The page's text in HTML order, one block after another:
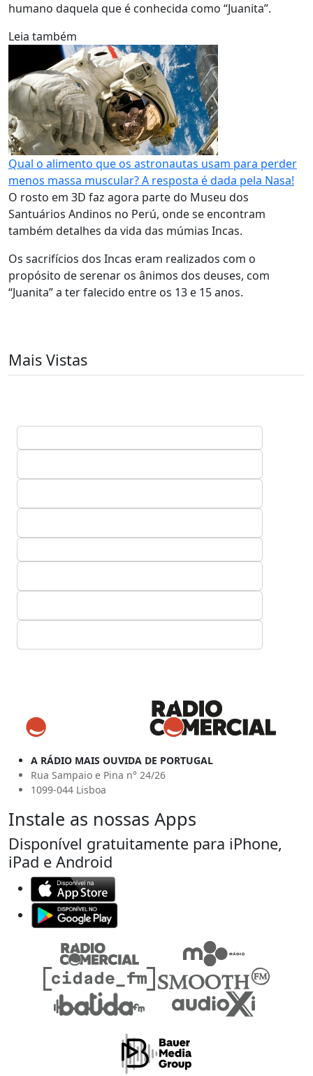
humano daquela que é conhecida como “Juanita”.
Leia também
Qual o alimento que os astronautas usam para perder
menos massa muscular? A resposta é dada pela Nasa!
O rosto em 3D faz agora parte do Museu dos
Santuários Andinos no Perú, onde se encontram
também detalhes da vida das múmias Incas.
Os sacrifícios dos Incas eram realizados com o
propósito de serenar os ânimos dos deuses, com
“Juanita” a ter falecido entre os 13 e 15 anos.
Mais Vistas
A RÁDIO MAIS OUVIDA DE PORTUGAL
Rua Sampaio e Pina n° 24/26
1099-044 Lisboa
Instale as nossas Apps
Disponível gratuitamente para iPhone,
iPad e Android